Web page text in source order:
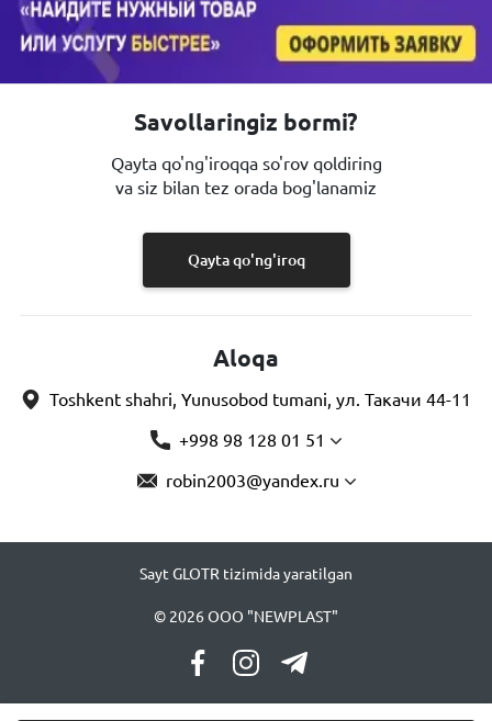
Savollaringiz bormi?
Qayta qo'ng'iroqqa so'rov qoldiring
va siz bilan tez orada bog'lanamiz
Qayta qo'ng'iroq
Aloqa
Toshkent shahri, Yunusobod tumani, ул. Такачи 44-11
+998 98 128 01 51
robin2003@yandex.ru
Sayt GLOTR tizimida yaratilgan
© 2026 OOO "NEWPLAST"